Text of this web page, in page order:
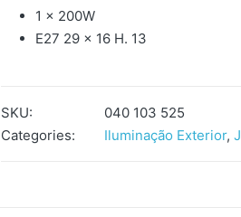
1 x 200W
E27 29 x 16 H. 13
SKU:
040 103 525
Categories:
Iluminação Exterior,